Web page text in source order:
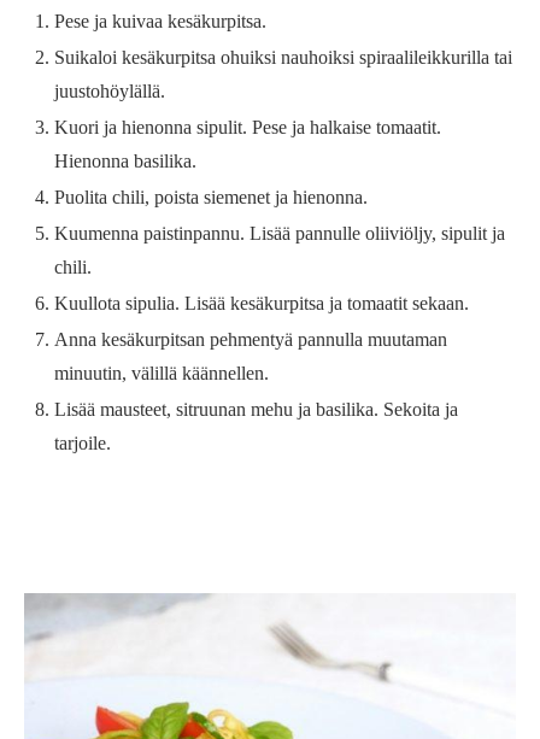
Pese ja kuivaa kesäkurpitsa.
Suikaloi kesäkurpitsa ohuiksi nauhoiksi spiraalileikkurilla tai
juustohöylällä.
Kuori ja hienonna sipulit. Pese ja halkaise tomaatit.
Hienonna basilika.
Puolita chili, poista siemenet ja hienonna.
Kuumenna paistinpannu. Lisää pannulle oliiviöljy, sipulit ja
chili.
Kuullota sipulia. Lisää kesäkurpitsa ja tomaatit sekaan.
Anna kesäkurpitsan pehmentyä pannulla muutaman
minuutin, välillä käännellen.
Lisää mausteet, sitruunan mehu ja basilika. Sekoita ja
tarjoile.